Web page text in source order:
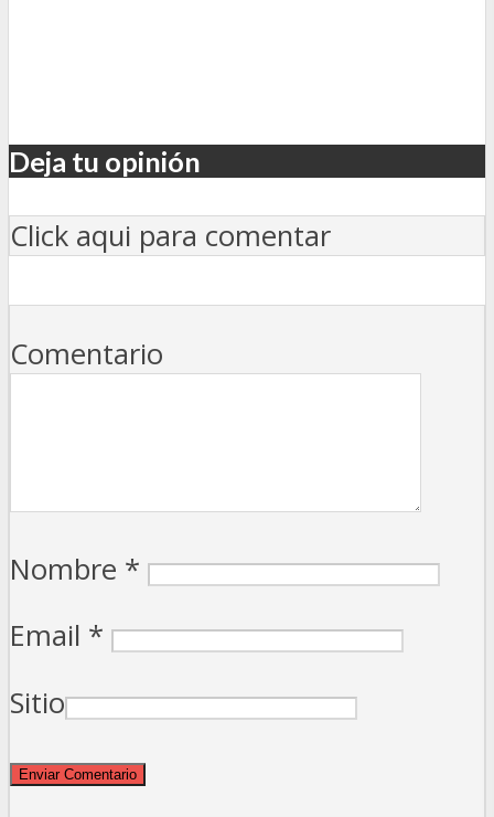
Deja tu opinión
Click aqui para comentar
Comentario
Nombre *
Email *
Sitio